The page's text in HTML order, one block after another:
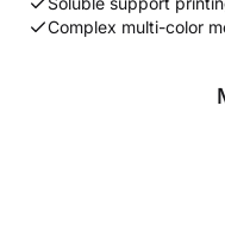
Complex multi-color